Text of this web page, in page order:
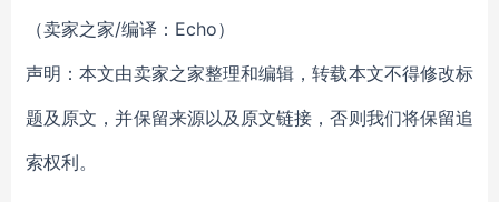
（卖家之家/编译：Echo）
声明：本文由卖家之家整理和编辑，转载本文不得修改标
题及原文，并保留来源以及原文链接，否则我们将保留追
索权利。